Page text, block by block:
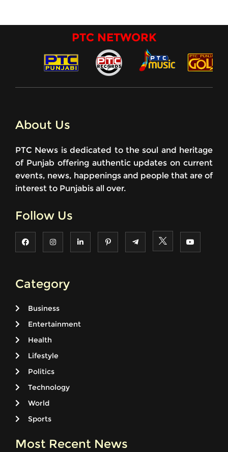
PTC NETWORK
About Us
PTC News is dedicated to the soul and heritage
of Punjab offering authentic updates on current
events, news, happenings and people that are of
interest to Punjabis all over.
Follow Us
Category
Business
Entertainment
Health
Lifestyle
Politics
Technology
World
Sports
Most Recent News